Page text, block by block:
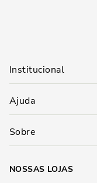
Institucional
Ajuda
Sobre
NOSSAS LOJAS